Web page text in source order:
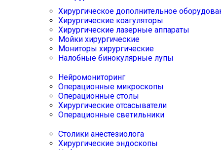
Хирургическое дополнительное
Хирургические коагуляторы
Хирургические лазерные аппараты
Мойки хирургические
Мониторы хирургические
Налобные бинокулярные лупы
Нейромониторинг
Операционные микроскопы
Операционные столы
Хирургические отсасыватели
Операционные светильники
Столики анестезиолога
Хирургические эндоскопы